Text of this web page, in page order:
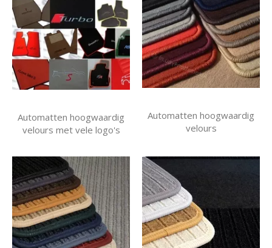
Automatten hoogwaardig
velours met vele logo's
Automatten hoogwaardig
velours